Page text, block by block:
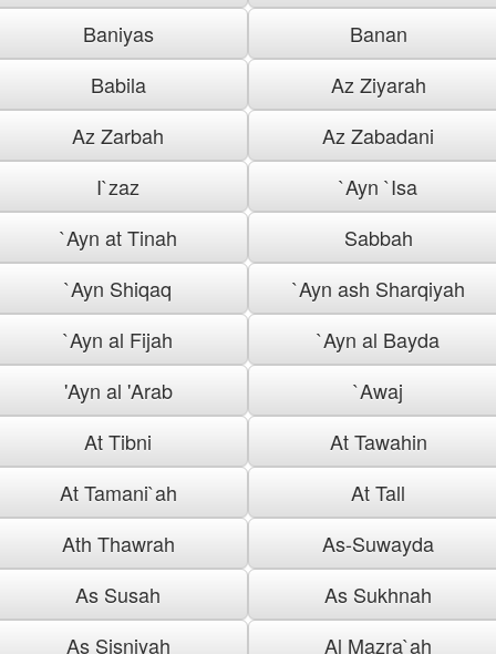
Baniyas
Banan
Babila
Az Ziyarah
Az Zarbah
Az Zabadani
I`zaz
`Ayn `Isa
`Ayn at Tinah
Sabbah
`Ayn Shiqaq
`Ayn ash Sharqiyah
`Ayn al Fijah
`Ayn al Bayda
'Ayn al 'Arab
`Awaj
At Tibni
At Tawahin
At Tamani`ah
At Tall
Ath Thawrah
As-Suwayda
As Susah
As Sukhnah
As Sisniyah
Al Mazra`ah